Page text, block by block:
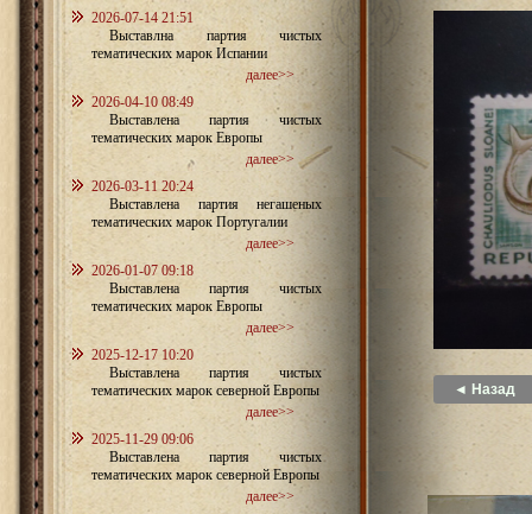
2026-07-14 21:51
Выставлна партия чистых
тематических марок Испании
далее>>
2026-04-10 08:49
Выставлена партия чистых
тематических марок Европы
далее>>
2026-03-11 20:24
Выставлена партия негашеных
тематических марок Португалии
далее>>
2026-01-07 09:18
Выставлена партия чистых
тематических марок Европы
далее>>
2025-12-17 10:20
Выставлена партия чистых
тематических марок северной Европы
далее>>
2025-11-29 09:06
Выставлена партия чистых
тематических марок северной Европы
далее>>
◄ Назад